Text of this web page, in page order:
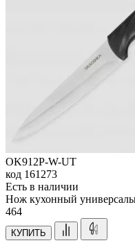
OK912P-W-UT
код 161273
Есть в наличии
Нож кухонный
464
КУПИТЬ